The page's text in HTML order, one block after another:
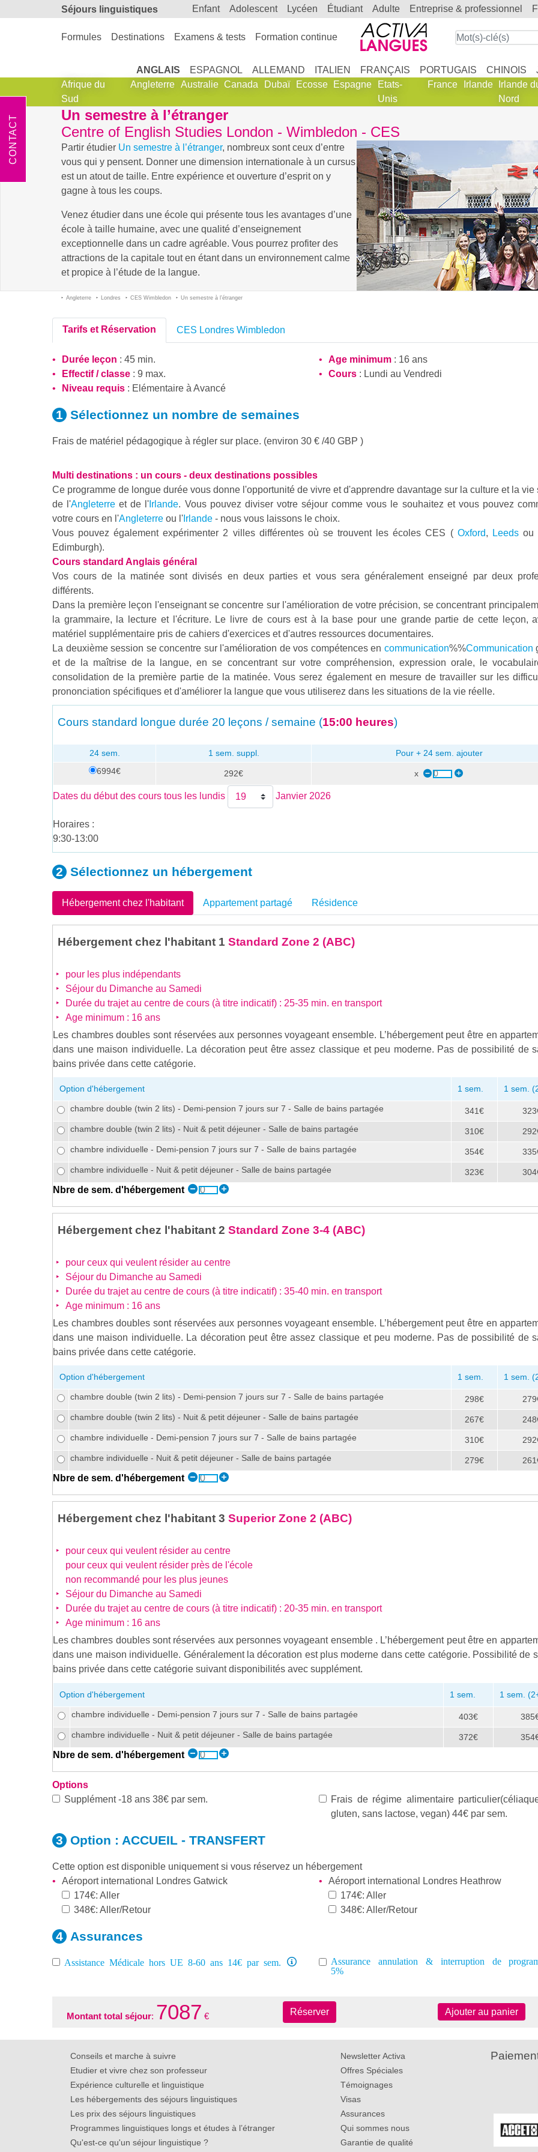
Séjours linguistiques enfant adolescent lycéen étudiant adulte entreprise & professionnel
Formules Destinations Examens & tests Formation continue
ANGLAIS ESPAGNOL ALLEMAND ITALIEN FRANÇAIS PORTUGAIS CHINOIS
Afrique du
Sud
Angleterre Australie Canada Dubaï Ecosse Espagne
Etats-
Unis
France Irlande
Irlande
Nord
Un semestre à l’étranger
Centre of English Studies London - Wimbledon - CES
Partir étudier Un semestre à l’étranger, nombreux sont ceux d’entre
vous qui y pensent. Donner une dimension internationale à un cursus
est un atout de taille. Entre expérience et ouverture d’esprit on y
gagne à tous les coups.
Venez étudier dans une école qui présente tous les avantages d’une
école à taille humaine, avec une qualité d’enseignement
exceptionnelle dans un cadre agréable. Vous pourrez profiter des
attractions de la capitale tout en étant dans un environnement calme
et propice à l’étude de la langue.
Angleterre Londres CES Wimbledon Un semestre à l’étranger
Tarifs et Réservation CES Londres Wimbledon
Durée leçon : 45 min.
Effectif / classe : 9 max.
Niveau requis : Elémentaire à Avancé
Age minimum : 16 ans
Cours : Lundi au Vendredi
Sélectionnez un nombre de semaines
Frais de matériel pédagogique à régler sur place. (environ 30 € /40 GBP )
Multi destinations : un cours - deux destinations possibles
Ce programme de longue durée vous donne l'opportunité de vivre et d'apprendre davantage sur la culture et la vie
de l'Angleterre et de l' Irlande. Vous pouvez diviser votre séjour comme vous le souhaitez et vous pouvez
votre cours en l'Angleterre ou l' Irlande - nous vous laissons le choix.
Vous pouvez également expérimenter 2 villes différentes où se trouvent les écoles CES ( Oxford, Leedsou
Edimburgh).
Cours standard Anglais général
Vos cours de la matinée sont divisés en deux parties et vous sera généralement enseigné par deux
différents.
Dans la première leçon l'enseignant se concentre sur l'amélioration de votre précision, se concentrant
la grammaire, la lecture et l'écriture. Le livre de cours est à la base pour une grande partie de cette leçon,
matériel supplémentaire pris de cahiers d'exercices et d'autres ressources documentaires.
La deuxième session se concentre sur l'amélioration de vos compétences en communication%%Communication
et de la maîtrise de la langue, en se concentrant sur votre compréhension, expression orale, le
consolidation de la première partie de la matinée. Vous serez également en mesure de travailler sur les
prononciation spécifiques et d'améliorer la langue que vous utiliserez dans les situations de la vie réelle.
Cours standard longue durée 20 leçons / semaine (15:00 heures)
24 sem. 1 sem. suppl.
Pour + 24 sem. ajouter
6994€
292€ x
Dates du début des cours tous les lundis Janvier 2026
Horaires :
9:30-13:00
Sélectionnez un hébergement
Hébergement chez l'habitant Appartement partagé Résidence
Hébergement chez l'habitant 1 Standard Zone 2 (ABC)
pour les plus indépendants
Séjour du Dimanche au Samedi
Durée du trajet au centre de cours (à titre indicatif) : 25-35 min. en transport
Age minimum : 16 ans
Les chambres doubles sont réservées aux personnes voyageant ensemble. L’hébergement peut être en
dans une maison individuelle. La décoration peut être assez classique et peu moderne. Pas de possibilité de
bains privée dans cette catégorie.
Option d'hébergement 1 sem. 1 sem.
chambre double (twin 2 lits) - Demi-pension 7 jours sur 7 - Salle de bains partagée 341€
chambre double (twin 2 lits) - Nuit & petit déjeuner - Salle de bains partagée
310€
chambre individuelle - Demi-pension 7 jours sur 7 - Salle de bains partagée
354€
chambre individuelle - Nuit & petit déjeuner - Salle de bains partagée
323€
Nbre de sem. d'hébergement
Hébergement chez l'habitant 2 Standard Zone 3-4 (ABC)
pour ceux qui veulent résider au centre
Séjour du Dimanche au Samedi
Durée du trajet au centre de cours (à titre indicatif) : 35-40 min. en transport
Age minimum : 16 ans
Les chambres doubles sont réservées aux personnes voyageant ensemble. L’hébergement peut être en
dans une maison individuelle. La décoration peut être assez classique et peu moderne. Pas de possibilité de
bains privée dans cette catégorie.
Option d'hébergement 1 sem. 1 sem.
chambre double (twin 2 lits) - Demi-pension 7 jours sur 7 - Salle de bains partagée 298€
chambre double (twin 2 lits) - Nuit & petit déjeuner - Salle de bains partagée
267€
chambre individuelle - Demi-pension 7 jours sur 7 - Salle de bains partagée
310€
chambre individuelle - Nuit & petit déjeuner - Salle de bains partagée
279€
Nbre de sem. d'hébergement
Hébergement chez l'habitant 3 Superior Zone 2 (ABC)
pour ceux qui veulent résider au centre
pour ceux qui veulent résider près de l'école
non recommandé pour les plus jeunes
Séjour du Dimanche au Samedi
Durée du trajet au centre de cours (à titre indicatif) : 20-35 min. en transport
Age minimum : 16 ans
Les chambres doubles sont réservées aux personnes voyageant ensemble . L’hébergement peut être en
dans une maison individuelle. Généralement la décoration est plus moderne dans cette catégorie. Possibilité de
bains privée dans cette catégorie suivant disponibilités avec supplément.
Option d'hébergement 1 sem. 1 sem.
chambre individuelle - Demi-pension 7 jours sur 7 - Salle de bains partagée 403€
chambre individuelle - Nuit & petit déjeuner - Salle de bains partagée
372€
Nbre de sem. d'hébergement
Options
Supplément -18 ans 38€ par sem.
Frais de régime alimentaire
gluten, sans lactose, vegan) 44€ par sem.
Option : ACCUEIL - TRANSFERT
Cette option est disponible uniquement si vous réservez un hébergement
Aéroport international Londres Gatwick
174€: Aller
348€: Aller/Retour
Aéroport international Londres Heathrow
174€: Aller
348€: Aller/Retour
Assurances
Assistance Médicale hors UE 8-60 ans 14€ par sem.
Assurance annulation & interruption de
5%
Montant total séjour: 7087 € Réserver Ajouter au panier
CONTACT
Conseils et marche à suivre
Etudier et vivre chez son professeur
Expérience culturelle et linguistique
Les hébergements des séjours linguistiques
Les prix des séjours linguistiques
Programmes linguistiques longs et études à l’étranger
Qu'est-ce qu'un séjour linguistique ?
Newsletter Activa
Offres Spéciales
Témoignages
Visas
Assurances
Qui sommes nous
Garantie de qualité